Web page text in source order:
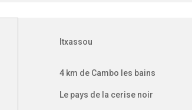
Itxassou
4 km de Cambo les bains
Le pays de la cerise noir